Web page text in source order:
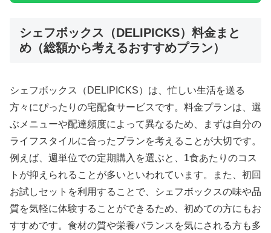
シェフボックス（DELIPICKS）料金まと
め（総額から考えるおすすめプラン）
シェフボックス（DELIPICKS）は、忙しい生活を送る
方々にぴったりの宅配食サービスです。料金プランは、選
ぶメニューや配達頻度によって異なるため、まずは自分の
ライフスタイルに合ったプランを考えることが大切です。
例えば、週単位での定期購入を選ぶと、1食あたりのコス
トが抑えられることが多いといわれています。また、初回
お試しセットを利用することで、シェフボックスの味や品
質を気軽に体験することができるため、初めての方にもお
すすめです。食材の質や栄養バランスを気にされる方も多